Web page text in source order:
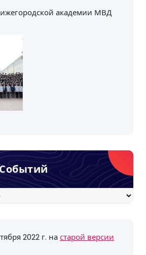
академии МВД
2022 г. настарой версии